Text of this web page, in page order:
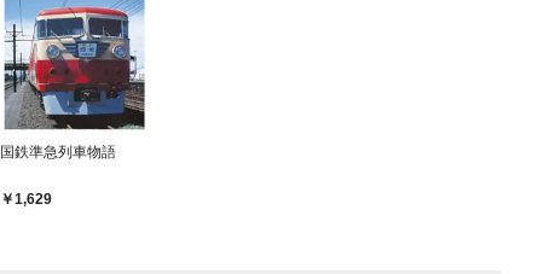
国鉄準急列車物語
1,629